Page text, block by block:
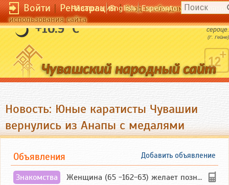
Войти|Регистрация|Вход необходим для
использования сайта
Чӑвашла English Esperanto
+16.9 °C
Что такое любовь? Это - зубная боль в
сердце.
(Г. Гейне)
Новость: Юные каратисты Чувашии
вернулись из Анапы с медалями
Добавить объявление
Объявления
Знакомства Женщина (65 -162-63) желает познакомиться с одиноким, добродушным, без вредных ...